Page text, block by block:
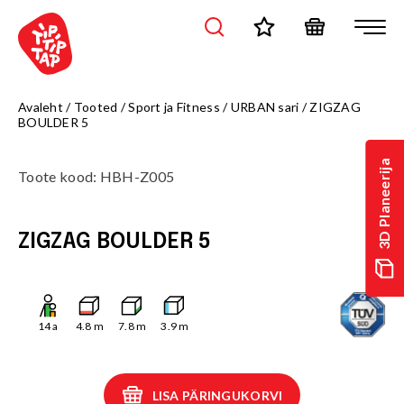
3D Planeerija
Avaleht / Tooted /Sport ja Fitness /URBAN sari /ZIGZAG
BOULDER 5
Toote kood: HBH-Z005
ZIGZAG BOULDER 5
14a 4.8 m 7.8m 3.9m
LISA PÄRINGUKORVI